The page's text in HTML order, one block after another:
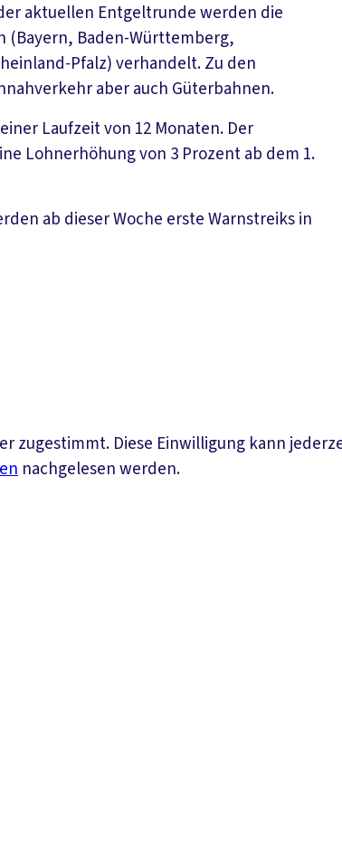
aktuellen Entgeltrunde werden die
(Bayern, Baden-Württemberg,
Pfalz) verhandelt. Zu den
aber auch Güterbahnen.
Laufzeit von 12 Monaten. Der
Lohnerhöhung von 3 Prozent ab dem 1.
ab dieser Woche erste Warnstreiks in
zugestimmt. Diese Einwilligung kann
nachgelesen werden.